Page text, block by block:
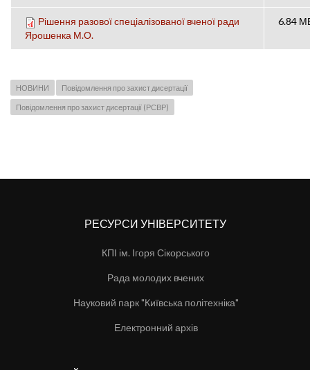
Рішення разової спеціалізованої вченої ради
Ярошенка М.О.
6.84
НОВИНИ Повідомлення про захист дисертації
Повідомлення про захист дисертації (РСВР)
РЕСУРСИ УНІВЕРСИТЕТУ
КПІ ім. Ігоря Сікорського
Рада молодих вчених
Науковий парк "Київська політехніка"
Електронний архів